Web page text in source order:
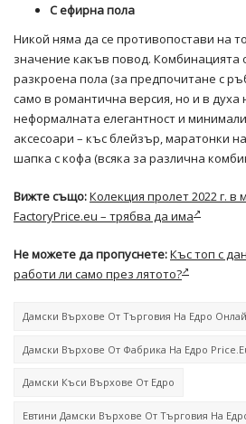
С ефирна пола
Никой няма да се противопостави на
значение какъв повод. Комбинацията
разкроена пола (за предпочитане с
само в романтична версия, но и в духа
неформалната елегантност и
аксесоари – къс блейзър, маратонки
шапка с кофа (всяка за различна
Вижте също:Колекция пролет 2022 г. в
FactoryPrice.eu – трябва да има
Не можете да пропуснете:Къс топ с
работи ли само през лятото?
Дамски Върхове От Търговия На Едро
Дамски Върхове От Фабрика На Едро
Дамски Къси Върхове От Едро
Евтини Дамски Върхове От Търговия На